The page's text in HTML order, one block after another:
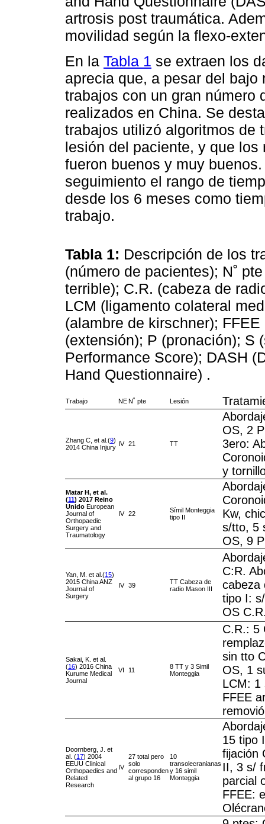
artrosis post traumática.
movilidad según la flexo-
En la Tabla 1 se extraen los
aprecia que, a pesar del
trabajos con un gran número
realizados en China. Se
trabajos utilizó algoritmos de
lesión del paciente, y que
fueron buenos y muy
seguimiento el rango de
desde los 6 meses como
trabajo.
Tabla 1: Descripción de los
(número de pacientes); N˚
terrible); C.R. (cabeza de
LCM (ligamento colateral
(alambre de kirschner);
(extensión); P (pronación); S
Performance Score); DASH
Hand Questionnaire) .
Trabajo NEN˚ pte Lesión
Zhang C, et al.(9)
2014 China Injury IV 21 TT
OS, 2
3ero:
y
Matar H, et al.
(11) 2017 Reino
Unido European
Journal of
Orthopaedic
Surgery and
Traumatology
IV 22
Símil Monteggia
tipo II
Kw,
s/tto, 5
OS, 9
Yan, M. et al.(15)
2015 China ANZ
Journal of
Surgery
IV 39
TT Cabeza de
radio Mason III
C:R.
cabeza
tipo I:
OS
Sakai, K. et al.
(16) 2016 China
Kurume Medical
Journal
VI 11
8 TT y 3 Simil
Monteggia
C.R.: 5
sin tto
OS, 1
LCM: 1
FFEE
Doornberg, J. et
al. (17) 2004
EEUU Clinical
Orthopaedics and
Related
Research
IV
27 total pero
solo
corresponden
al grupo 16
10
transolecranianas
y 16 simil
Monteggia
15 tipo
fijación
II, 3 s/
parcial
FFEE: